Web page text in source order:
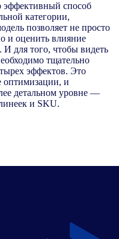
эффективный способ
категории,
позволяет не просто
и оценить влияние
для того, чтобы видеть
тщательно
эффектов. Это
и
детальном уровне —
и SKU.